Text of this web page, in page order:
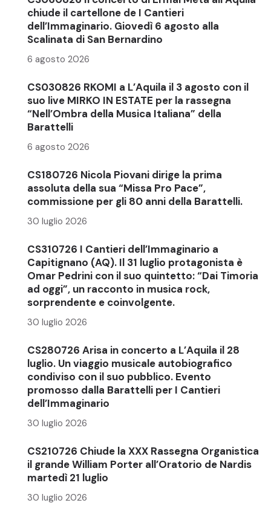
chiude il cartellone de I Cantieri
dell’Immaginario. Giovedì 6 agosto alla
Scalinata di San Bernardino
6 agosto 2026
CS030826 RKOMI a L’Aquila il 3 agosto con il
suo live MIRKO IN ESTATE per la rassegna
“Nell’Ombra della Musica Italiana” della
Barattelli
6 agosto 2026
CS180726 Nicola Piovani dirige la prima
assoluta della sua “Missa Pro Pace”,
commissione per gli 80 anni della Barattelli.
30 luglio 2026
CS310726 I Cantieri dell’Immaginario a
Capitignano (AQ). Il 31 luglio protagonista è
Omar Pedrini con il suo quintetto: “Dai Timoria
ad oggi”, un racconto in musica rock,
sorprendente e coinvolgente.
30 luglio 2026
CS280726 Arisa in concerto a L’Aquila il 28
luglio. Un viaggio musicale autobiografico
condiviso con il suo pubblico. Evento
promosso dalla Barattelli per I Cantieri
dell’Immaginario
30 luglio 2026
CS210726 Chiude la XXX Rassegna Organistica
il grande William Porter all’Oratorio de Nardis
martedì 21 luglio
30 luglio 2026